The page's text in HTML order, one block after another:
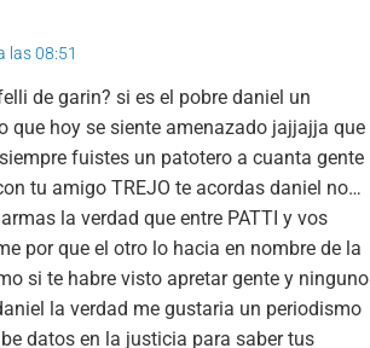
las 08:51
de garin? si es el pobre daniel un
que hoy se siente amenazado jajjajja que
fuistes un patotero a cuanta gente
tu amigo TREJO te acordas daniel no…
la verdad que entre PATTI y vos
por que el otro lo hacia en nombre de la
si te habre visto apretar gente y ninguno
la verdad me gustaria un periodismo
datos en la justicia para saber tus